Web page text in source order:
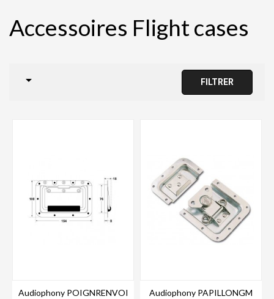
Accessoires Flight cases
 FILTRER
Audiophony POIGNRENVOI Audiophony PAPILLONGM